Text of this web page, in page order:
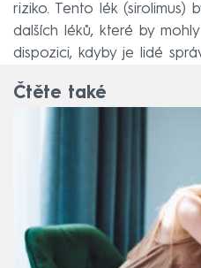
riziko. Tento lék (sirolimus)
dalších léků, které by
dispozici, kdyby je lidé
Čtěte také